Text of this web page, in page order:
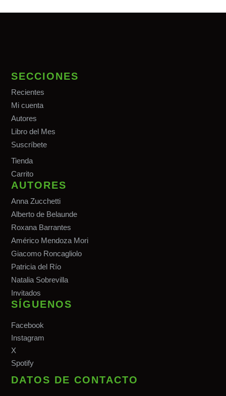
SECCIONES
Recientes
Mi cuenta
Autores
Libro del Mes
Suscríbete
Tienda
Carrito
AUTORES
Anna Zucchetti
Alberto de Belaunde
Roxana Barrantes
Américo Mendoza Mori
Giacomo Roncagliolo
Patricia del Río
Natalia Sobrevilla
Invitados
SÍGUENOS
Facebook
Instagram
X
Spotify
DATOS DE CONTACTO